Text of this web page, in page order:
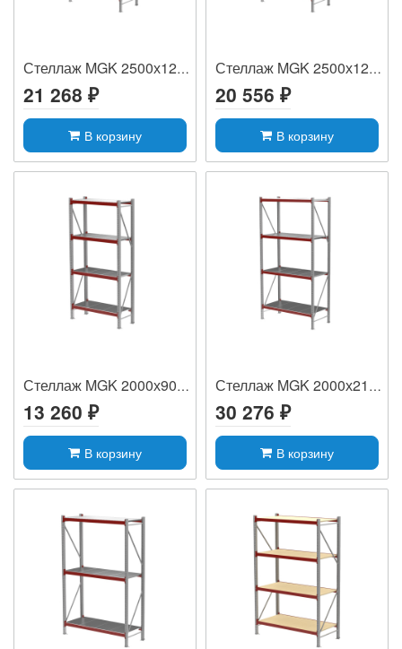
Стеллаж MGK 2500х1200х600, (4 яруса, 320...
21 268 ₽
В корзину
Стеллаж MGK 2500х1200х500, (4 яруса, 320...
20 556 ₽
В корзину
Стеллаж MGK 2000х900х400, (4 яруса, 240 ...
13 260 ₽
В корзину
Стеллаж MGK 2000х2100х600, (4 яруса, 220...
30 276 ₽
В корзину